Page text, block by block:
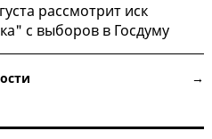
рассмотрит иск
с выборов в Госдуму
новости →